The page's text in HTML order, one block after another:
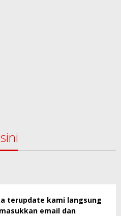
terupdate kami langsung
email dan